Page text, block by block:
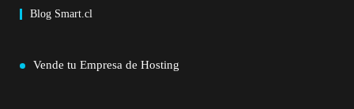
Blog Smart.cl
Vende tu Empresa de Hosting